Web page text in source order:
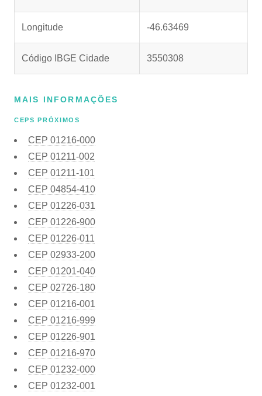
Longitude -46.63469
Código IBGE Cidade 3550308
MAIS INFORMAÇÕES
CEPS PRÓXIMOS
CEP 01216-000
CEP 01211-002
CEP 01211-101
CEP 04854-410
CEP 01226-031
CEP 01226-900
CEP 01226-011
CEP 02933-200
CEP 01201-040
CEP 02726-180
CEP 01216-001
CEP 01216-999
CEP 01226-901
CEP 01216-970
CEP 01232-000
CEP 01232-001